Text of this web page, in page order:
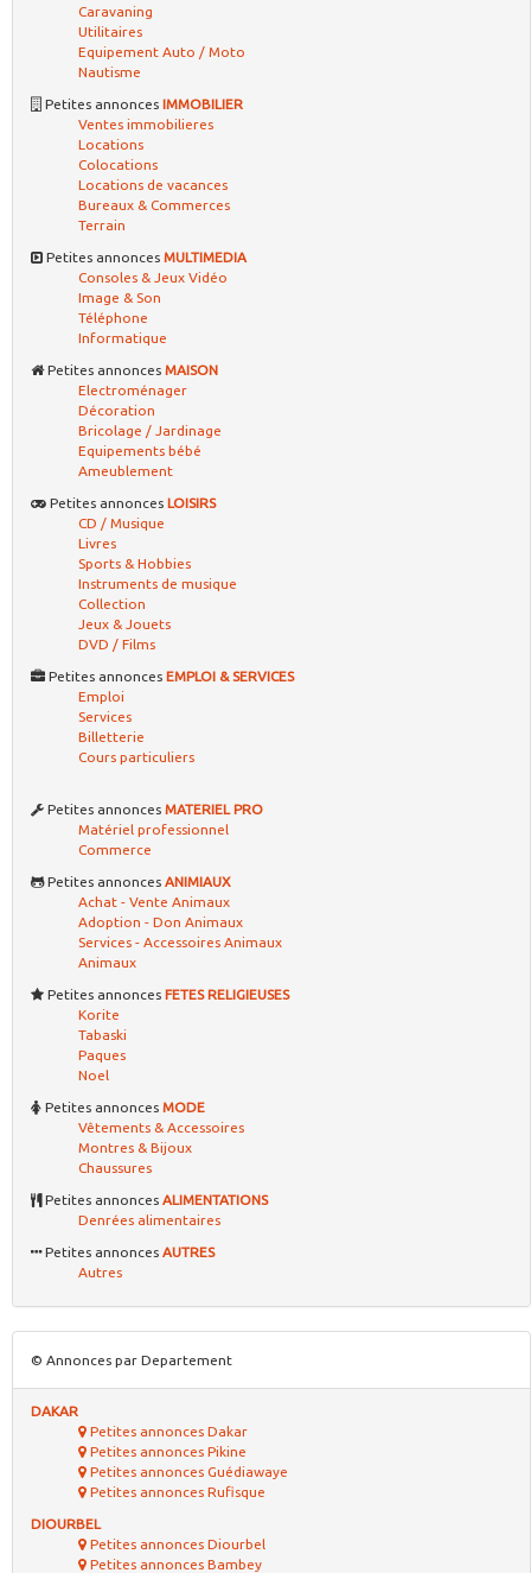
Caravaning
Utilitaires
Equipement Auto / Moto
Nautisme
Petites annonces IMMOBILIER
Ventes immobilieres
Locations
Colocations
Locations de vacances
Bureaux & Commerces
Terrain
Petites annonces MULTIMEDIA
Consoles & Jeux Vidéo
Image & Son
Téléphone
Informatique
Petites annonces MAISON
Electroménager
Décoration
Bricolage / Jardinage
Equipements bébé
Ameublement
Petites annonces LOISIRS
CD / Musique
Livres
Sports & Hobbies
Instruments de musique
Collection
Jeux & Jouets
DVD / Films
Petites annonces EMPLOI & SERVICES
Emploi
Services
Billetterie
Cours particuliers
Petites annonces MATERIEL PRO
Matériel professionnel
Commerce
Petites annonces ANIMIAUX
Achat - Vente Animaux
Adoption - Don Animaux
Services - Accessoires Animaux
Animaux
Petites annonces FETES RELIGIEUSES
Korite
Tabaski
Paques
Noel
Petites annonces MODE
Vêtements & Accessoires
Montres & Bijoux
Chaussures
Petites annonces ALIMENTATIONS
Denrées alimentaires
Petites annonces AUTRES
Autres
© Annonces par Departement
DAKAR
Petites annonces Dakar
Petites annonces Pikine
Petites annonces Guédiawaye
Petites annonces Rufisque
DIOURBEL
Petites annonces Diourbel
Petites annonces Bambey